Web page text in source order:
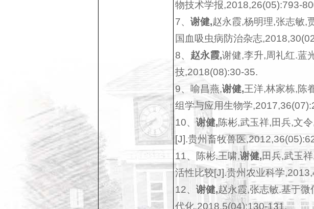
物技术学报,2018,26(05):793-
7、 谢健,赵永霞,杨明理,张志敏,
国血吸虫病防治杂志
8、 赵永霞,谢健,李升,周礼红.蓝
技,2018(08):30-35.
9、喻昌燕,谢健,王洋,林家栋,陈
组学与应用生物学
10、谢健,陈彬,武玉祥,田兵,文
[J].贵州畜牧兽医
11、陈彬,王啸,谢健,田兵,武玉
活性比较[J].贵州农业科学
12、 谢健,赵永霞,张志敏.基于
代化,2018,5(04):130-131.